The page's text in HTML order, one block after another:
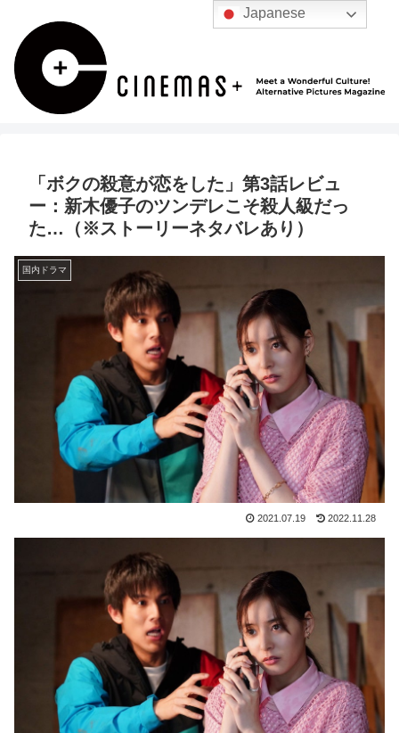
「ボクの殺意が恋をした」第3話レビュ
ー：新木優子のツンデレこそ殺人級だっ
た…（※ストーリーネタバレあり）
国内ドラマ
2021.07.19 2022.11.28
Japanese